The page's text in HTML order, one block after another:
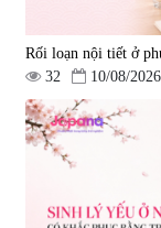
Tẩy tế bào chết
Nano NMN+ Peeling
1.490.000 đ
Rối loạn nội tiết ở
32
10/08/2026